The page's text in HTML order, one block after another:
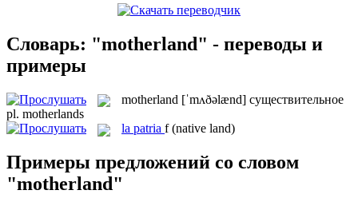
Словарь: "motherland" - переводы и
примеры
motherland [ˈmʌðəlænd] существительное
pl. motherlands
la patria f (native land)
Примеры предложений со словом
"motherland"